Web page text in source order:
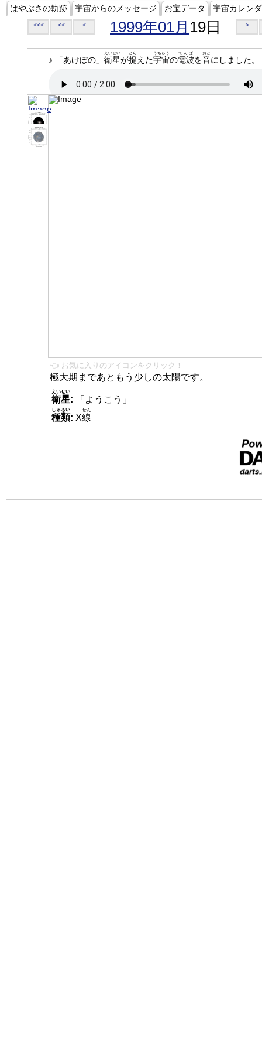
はやぶさの軌跡 宇宙からのメッセージ お宝データ 宇宙カレン
<<< << < 1999年01月 19日 >
♪ 「あけぼの」 衛星
えいせい
が捉
とら
えた宇宙
うちゅう
の電波
でんぱ
を音
おと
にしました。
👈 お気に入りのアイコンをクリック！
極大期まであともう少しの太陽です。
衛星
えいせい
:
「ようこう」
種類
しゅるい
: X線
せん